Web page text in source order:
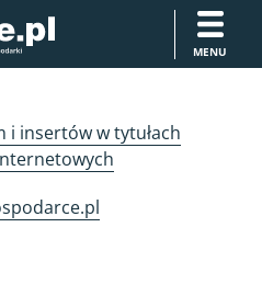
MENU
i insertów w tytułach